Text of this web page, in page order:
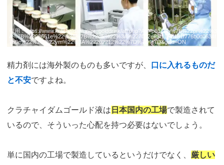
引用：https://www.krachaidam.jp/pr_golddrink/afi.php?AC=p61&fil=%7B%22pr%22%3
A%7B%2298661e%22%3A%7B%22clk%22%3A%227012e63f1178f181f776b0d0634f
7b0e%22%2C%22ym%22%3A%22202212%22%7D%7D%7D&guid=ON
精力剤には海外製のものも多いですが、
口に入れるものだ
と不安ですよね。
クラチャイダムゴールド液は 日本国内の工場で製造されて
いるので、そういった心配を持つ必要はないでしょう。
単に国内の工場で製造しているというだけでなく、 厳しい